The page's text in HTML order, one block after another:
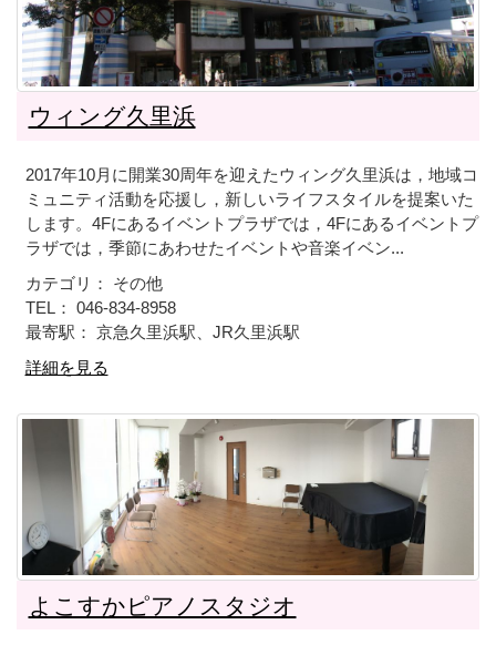
ウィング久里浜
2017年10月に開業30周年を迎えたウィング久里浜は，地域コ
ミュニティ活動を応援し，新しいライフスタイルを提案いた
します。4Fにあるイベントプラザでは，4Fにあるイベントプ
ラザでは，季節にあわせたイベントや音楽イベン...
カテゴリ： その他
TEL： 046-834-8958
最寄駅： 京急久里浜駅、JR久里浜駅
詳細を見る
よこすかピアノスタジオ